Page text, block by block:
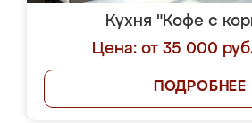
Кухня "Кофе с
Цена: от 35 000
ПОДРОБНЕЕ